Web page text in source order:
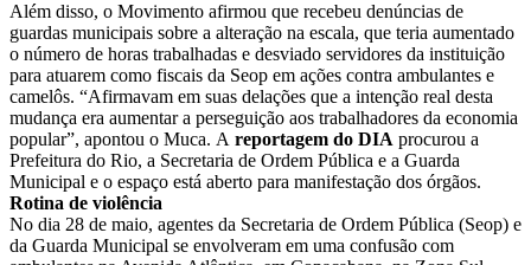
Além disso, o Movimento afirmou que recebeu denúncias de
guardas municipais sobre a alteração na escala, que teria aumentado
o número de horas trabalhadas e desviado servidores da instituição
para atuarem como fiscais da Seop em ações contra ambulantes e
camelôs. “Afirmavam em suas delações que a intenção real desta
mudança era aumentar a perseguição aos trabalhadores da economia
popular”, apontou o Muca. A reportagem do DIA procurou a
Prefeitura do Rio, a Secretaria de Ordem Pública e a Guarda
Municipal e o espaço está aberto para manifestação dos órgãos.
Rotina de violência
No dia 28 de maio, agentes da Secretaria de Ordem Pública (Seop) e
da Guarda Municipal se envolveram em uma confusão com